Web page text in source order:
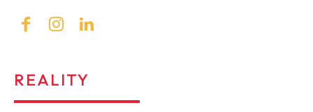
REALITY